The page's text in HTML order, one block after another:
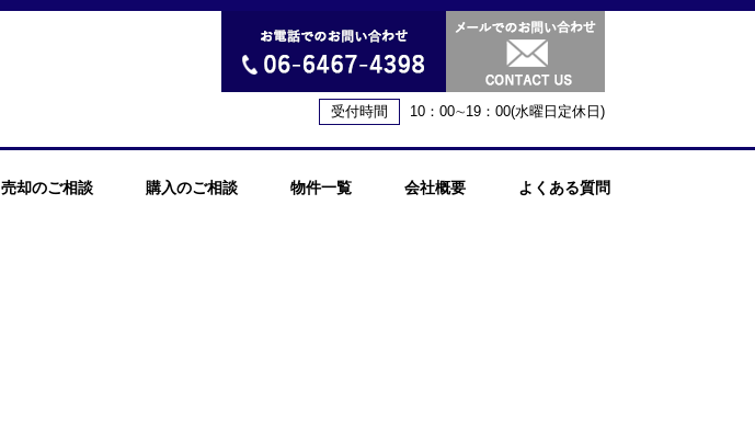
受付時間 10：00∼19：00(水曜日定休日)
売却のご相談 購入のご相談 物件一覧 会社概要 よくある質問